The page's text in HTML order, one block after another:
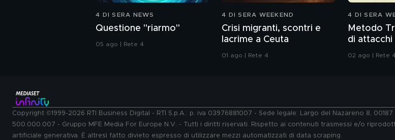
4 DI SERA NEWS
Questione "riarmo"
05 ago | Rete 4
4 DI SERA WEEKEND
Crisi migranti, scontri e
lacrime a Ceuta
01 ago | Rete 4
4 DI SERA
Metodo
di attacchi
02 ago | Rete 4
Copyright ©1999-2026 RTI Business Digital - RTI S.p.A.: p. iva 03976881007 - Sede legale: Largo del Nazareno 8,
500.000.007 - Gruppo MFE Media For Europe N.V. - Tutti i diritti riservati. Rispetto ai contenuti trasmessi e/o
artificiale generativa. È altresì fatto divieto espresso di utilizzare mezzi automatizzati di data scraping.